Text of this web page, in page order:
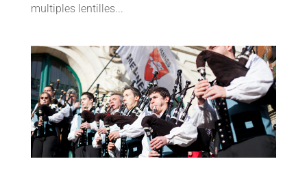
multiples lentilles...